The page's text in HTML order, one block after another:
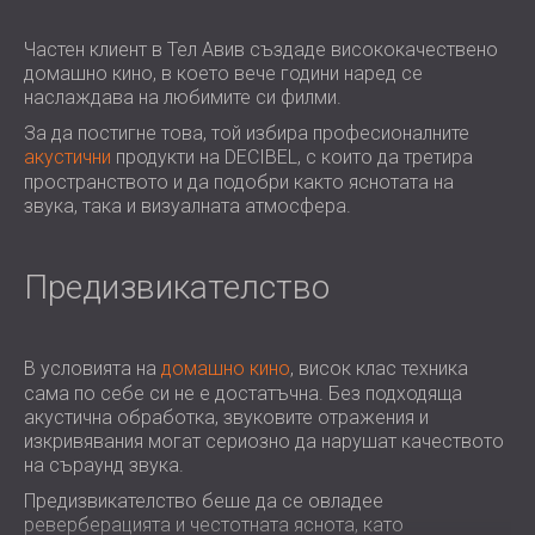
ЗВУКОИЗОЛАЦИЯ И АКУСТИКА НА
ЗАЛИ
ЗВУКОИЗОЛАЦИОННИ И АКУСТИЧНИ
РЕШЕНИЯ ЗА ТЪРГОВСКИ ПОМЕЩЕНИЯ
ЗВУКОИЗОЛАЦИЯ И АКУСТИКА НА
УЧЕБНИ ЗАВЕДЕНИЯ
ЗВУКОИЗОЛАЦИОННИ И АКУСТИЧНИ
ЗВУКОИЗОЛАЦИОННИ И АКУСТИЧНИ
РЕШЕНИЯ ЗА ЦЕНТРОВЕ ЗА ДАННИ
FINLAND (FI)
РОССИЯ (RU)
USA (US)
SOUTH AFRICA (ZA)
Частен клиент в Тел Авив създаде висококачествено
домашно кино, в което вече години наред се
наслаждава на любимите си филми.
За да постигне това, той избира професионалните
акустични продукти на DECIBEL, с които да третира
пространството и да подобри както яснотата на
звука, така и визуалната атмосфера.
Предизвикателство
В условията на домашно кино, висок клас техника
сама по себе си не е достатъчна. Без подходяща
акустична обработка, звуковите отражения и
изкривявания могат сериозно да нарушат качеството
на съраунд звука.
Предизвикателство беше да се овладее
реверберацията и честотната яснота, като